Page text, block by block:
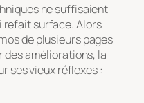
ne suffisaient
refait surface. Alors
de plusieurs pages
des améliorations, la
ses vieux réflexes :